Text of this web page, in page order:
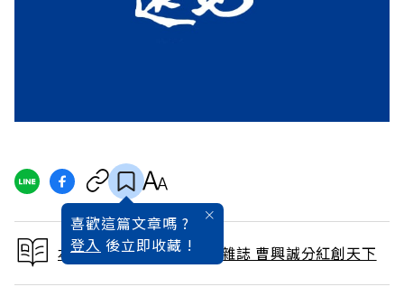
喜歡這篇文章嗎 ?
登入 後立即收藏 !
本文出自 2004 / 11月號雜誌 曹興誠分紅創天下